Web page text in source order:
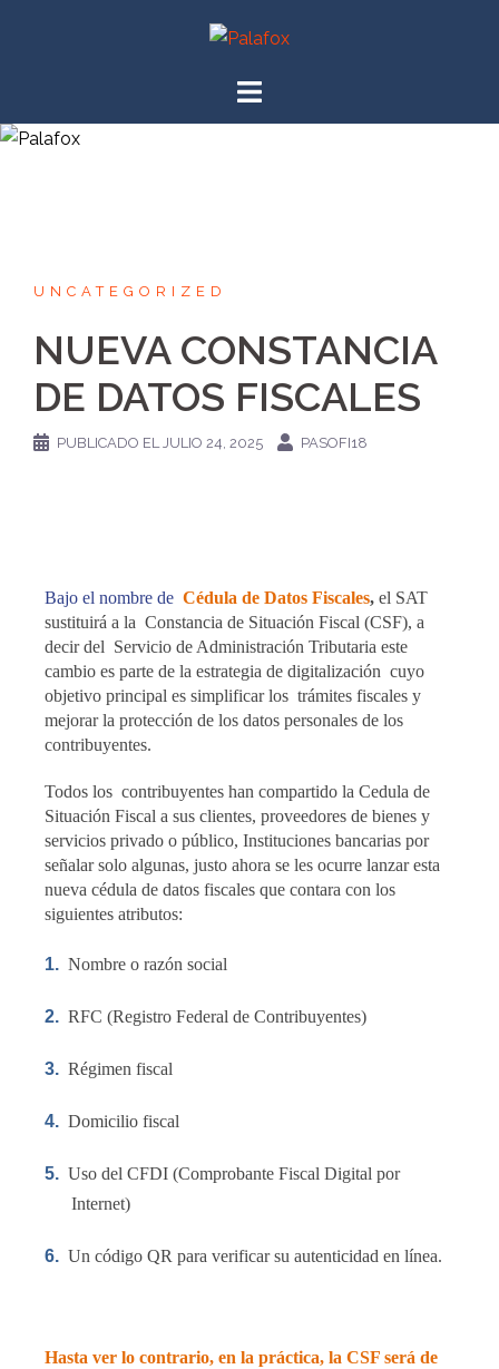
UNCATEGORIZED
NUEVA CONSTANCIA
DE DATOS FISCALES
PUBLICADO ELJULIO 24, 2025 PASOFI18
Bajo el nombre de Cédula de Datos Fiscales, el SAT
sustituirá a la Constancia de Situación Fiscal (CSF), a
decir del Servicio de Administración Tributaria este
cambio es parte de la estrategia de digitalización cuyo
objetivo principal es simplificar los trámites fiscales y
mejorar la protección de los datos personales de los
contribuyentes.
Todos los contribuyentes han compartido la Cedula de
Situación Fiscal a sus clientes, proveedores de bienes y
servicios privado o público, Instituciones bancarias por
señalar solo algunas, justo ahora se les ocurre lanzar esta
nueva cédula de datos fiscales que contara con los
siguientes atributos:
1. Nombre o razón social
2. RFC (Registro Federal de Contribuyentes)
3. Régimen fiscal
4. Domicilio fiscal
5. Uso del CFDI (Comprobante Fiscal Digital por
Internet)
6. Un código QR para verificar su autenticidad en línea.
Hasta ver lo contrario, en la práctica, la CSF será de